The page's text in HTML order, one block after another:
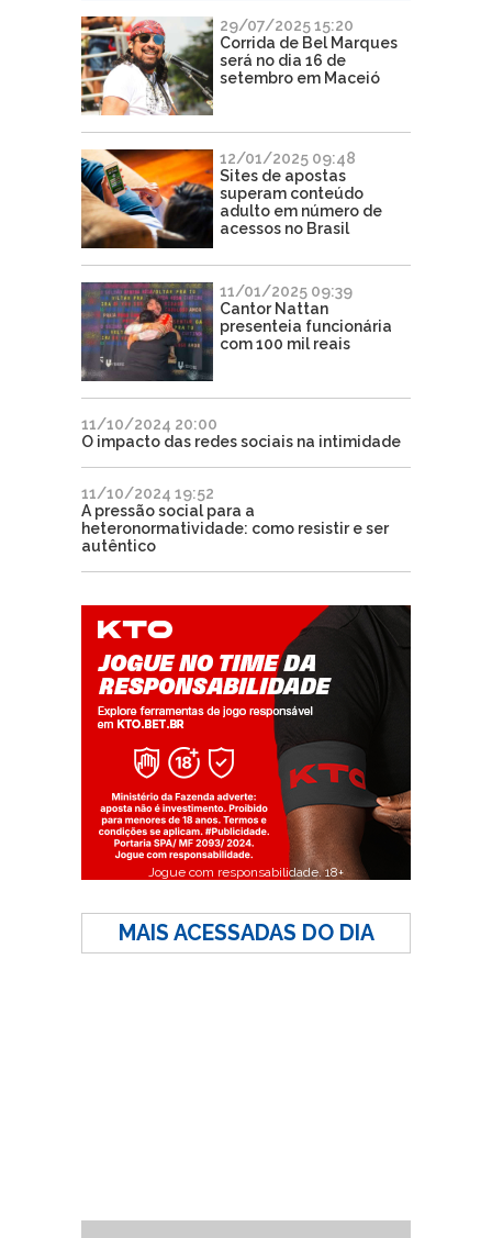
29/07/2025 15:20
Corrida de Bel Marques
será no dia 16 de
setembro em Maceió
12/01/2025 09:48
Sites de apostas
superam conteúdo
adulto em número de
acessos no Brasil
11/01/2025 09:39
Cantor Nattan
presenteia funcionária
com 100 mil reais
11/10/2024 20:00
O impacto das redes sociais na intimidade
11/10/2024 19:52
A pressão social para a
heteronormatividade: como resistir e ser
autêntico
Jogue com responsabilidade. 18+
MAIS ACESSADAS DO DIA